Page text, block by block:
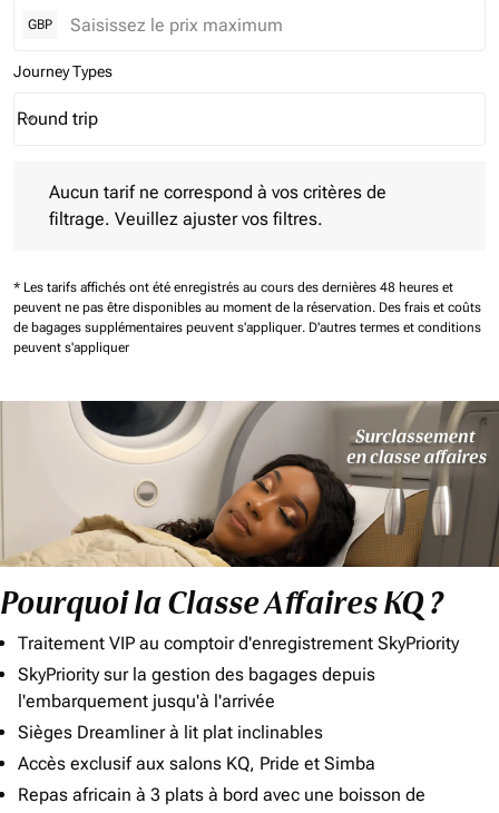
GBP
Journey Types
Journey Types option Round trip Selected
Round trip
keyboard_arrow_down
Aucun tarif ne correspond à vos critères de
filtrage. Veuillez ajuster vos filtres.
* Les tarifs affichés ont été enregistrés au cours des dernières 48 heures et
peuvent ne pas être disponibles au moment de la réservation. Des frais et coûts
de bagages supplémentaires peuvent s'appliquer. D'autres termes et conditions
peuvent s'appliquer
Pourquoi la Classe Affaires KQ ?
Traitement VIP au comptoir d'enregistrement SkyPriority
SkyPriority sur la gestion des bagages depuis
l'embarquement jusqu'à l'arrivée
Sièges Dreamliner à lit plat inclinables
Accès exclusif aux salons KQ, Pride et Simba
Repas africain à 3 plats à bord avec une boisson de